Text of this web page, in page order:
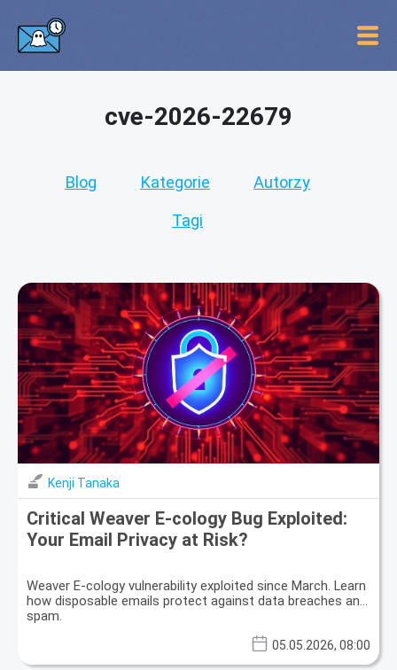
cve-2026-22679
Blog Kategorie Autorzy
Tagi
Kenji Tanaka
Critical Weaver E-cology Bug Exploited:
Your Email Privacy at Risk?
Weaver E-cology vulnerability exploited since March. Learn
how disposable emails protect against data breaches and
spam.
05.05.2026, 08:00